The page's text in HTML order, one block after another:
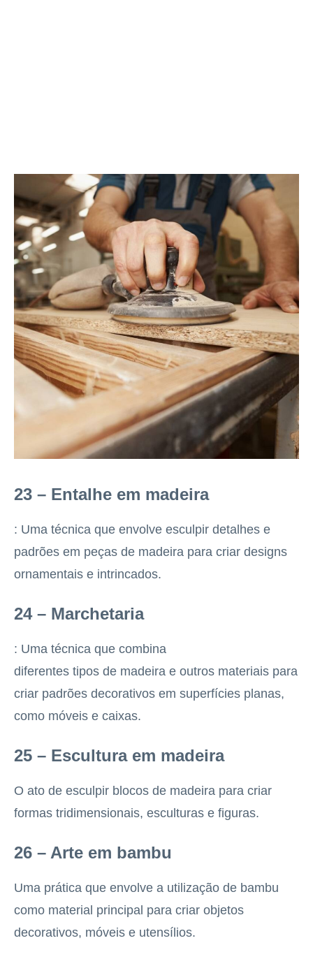
23 – Entalhe em madeira
: Uma técnica que envolve esculpir detalhes e
padrões em peças de madeira para criar designs
ornamentais e intrincados.
24 – Marchetaria
: Uma técnica que combina
diferentes tipos de madeira e outros materiais para
criar padrões decorativos em superfícies planas,
como móveis e caixas.
25 – Escultura em madeira
O ato de esculpir blocos de madeira para criar
formas tridimensionais, esculturas e figuras.
26 – Arte em bambu
Uma prática que envolve a utilização de bambu
como material principal para criar objetos
decorativos, móveis e utensílios.